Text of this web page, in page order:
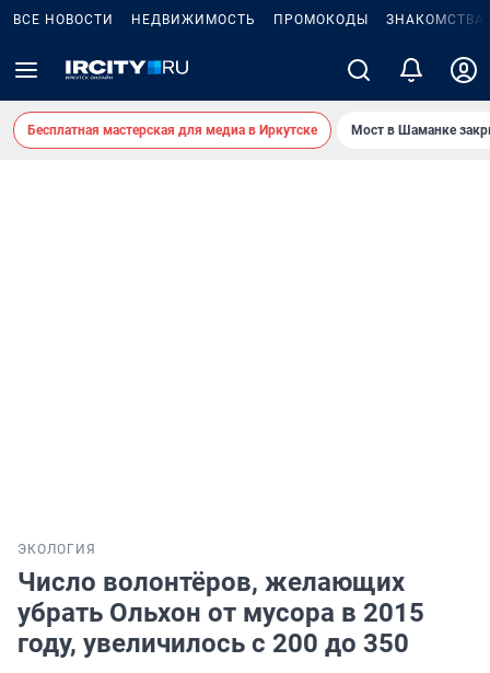
ВСЕ НОВОСТИ НЕДВИЖИМОСТЬ ПРОМОКОДЫ ЗНАКОМСТВА
Бесплатная мастерская для медиа в Иркутске Мост в Шаманке
ЭКОЛОГИЯ
Число волонтёров, желающих
убрать Ольхон от мусора в 2015
году, увеличилось с 200 до 350